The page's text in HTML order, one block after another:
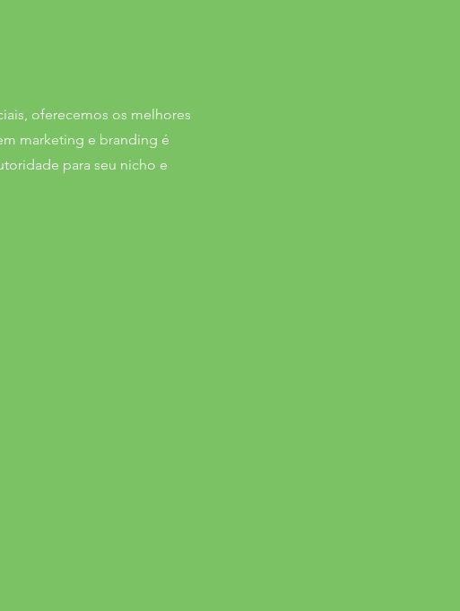
oferecemos os melhores
marketing e branding é
para seu nicho e